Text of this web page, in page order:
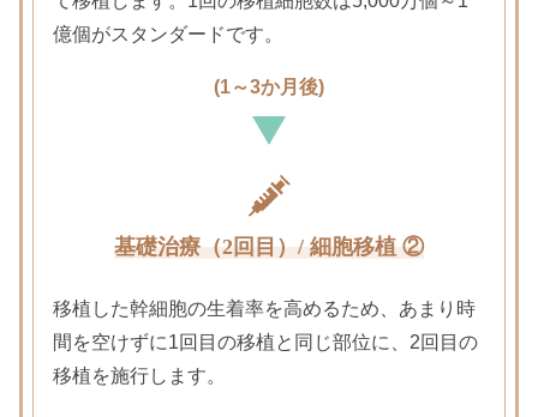
億個がスタンダードです。
(1～3か月後)
基礎治療（2回目）/ 細胞移植 ②
移植した幹細胞の生着率を高めるため、あまり時
間を空けずに1回目の移植と同じ部位に、 2回目の
移植を施行します。